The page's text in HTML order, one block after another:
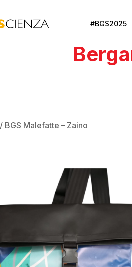
#BGS2025
/ BGS Malefatte – Zaino